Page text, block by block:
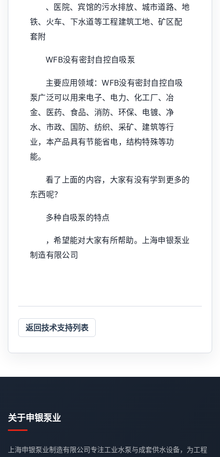
、医院、宾馆的污水排放、城市道路、地
铁、火车、下水道等工程建筑工地、矿区配
套附
WFB没有密封自控自吸泵
主要应用领域：WFB没有密封自控自吸
泵广泛可以用来电子、电力、化工厂、冶
金、医药、食品、消防、环保、电镀、净
水、市政、国防、纺织、采矿、建筑等行
业，本产品具有节能省电，结构特殊等功
能。
看了上面的内容，大家有没有学到更多的
东西呢？
多种自吸泵的特点
，希望能对大家有所帮助。上海申银泵业
制造有限公司
返回技术支持列表
关于申银泵业
上海申银泵业制造有限公司专注工业水泵与成套供水设备，为工程